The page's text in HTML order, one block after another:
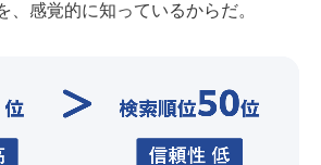
、感覚的に知っているからだ。